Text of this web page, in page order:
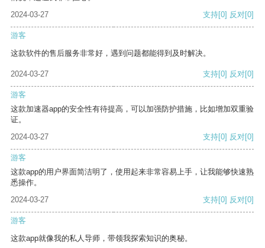
2024-03-27
支持[0] 反对[0]
游客
这款软件的售后服务非常好，遇到问题都能得到及时解决。
2024-03-27 支持[0] 反对[0]
游客
这款加速器app的安全性有待提高，可以加强防护措施，比如增加双重验
证。
2024-03-27
支持[0] 反对[0]
游客
这款app的用户界面简洁明了，使用起来非常容易上手，让我能够快速熟
悉操作。
2024-03-27
支持[0] 反对[0]
游客
这款app就像我的私人导师，带领我探索知识的奥秘。